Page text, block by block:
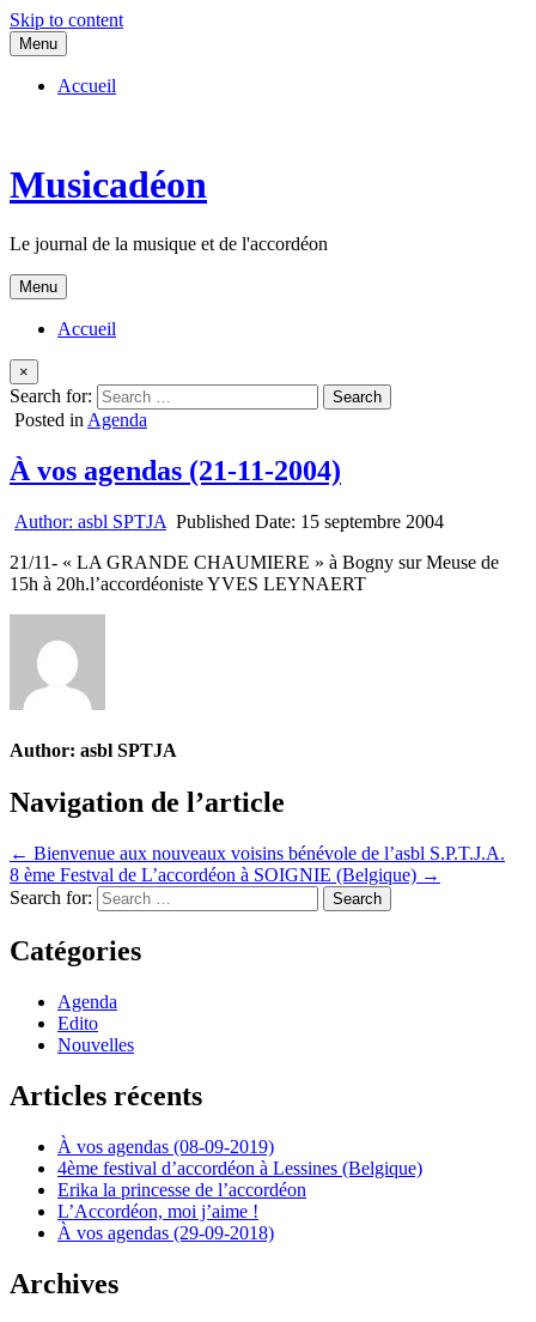
Skip to content
Menu
Accueil
Musicadéon
Le journal de la musique et de l'accordéon
Menu
Accueil
×
Search for:
Posted in Agenda
À vos agendas (21-11-2004)
Author: asbl SPTJA Published Date: 15 septembre 2004
21/11- « LA GRANDE CHAUMIERE » à Bogny sur Meuse de
15h à 20h.l’accordéoniste YVES LEYNAERT
Author: asbl SPTJA
Navigation de l’article
← Bienvenue aux nouveaux voisins bénévole de l’asbl S.P.T.J.A.
8 ème Festval de L’accordéon à SOIGNIE (Belgique) →
Search for:
Catégories
Agenda
Edito
Nouvelles
Articles récents
À vos agendas (08-09-2019)
4ème festival d’accordéon à Lessines (Belgique)
Erika la princesse de l’accordéon
L’Accordéon, moi j’aime !
À vos agendas (29-09-2018)
Archives